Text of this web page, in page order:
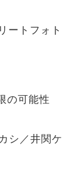
ートフォト
の可能性
シ／井関ケ